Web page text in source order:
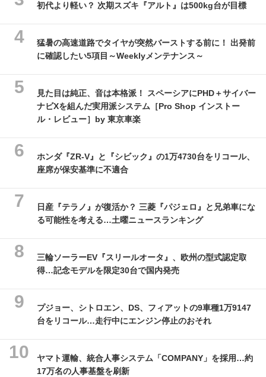
初代より軽い？ 次期スズキ『アルト』は500kg台が目標
猛暑の高速道路でタイヤが突然バーストする前に！ 出発前
に確認したい5項目～Weeklyメンテナンス～
見た目は純正、音は本格派！ スペーシアにPHD＋サイバー
ナビXを組んだ実用派システム［Pro Shop インストー
ル・レビュー］by 東京車楽
ホンダ『ZR-V』と『シビック』の1万4730台をリコール、
座席が保安基準に不適合
日産『テラノ』が復活か？ 三菱『パジェロ』と兄弟車にな
る可能性を考える…土曜ニュースランキング
三輪ソーラーEV『スリールオータ』、欧州の型式認定取
得…記念モデルを限定30台で国内発売
プジョー、シトロエン、DS、フィアットの9車種1万9147
台をリコール…走行中にエンジン停止のおそれ
ヤマト運輸、統合人事システム「COMPANY」を採用…約
17万名の人事基盤を刷新